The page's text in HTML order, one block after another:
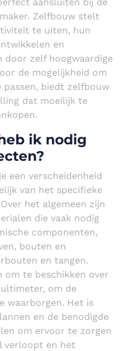
Zelfbouw stelt
te uiten, hun
en
zelf hoogwaardige
de mogelijkheid om
passen, biedt zelfbouw
dat moeilijk te
ik nodig
een verscheidenheid
van het specifieke
het algemeen zijn
die vaak nodig
componenten,
bouten en
en tangen.
om te beschikken over
om de
waarborgen. Het is
en de benodigde
om ervoor te zorgen
verloopt en het